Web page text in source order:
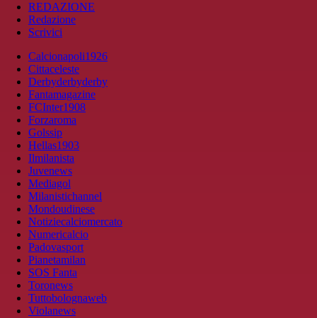
REDAZIONE
Redazione
Scrivici
Calcionapoli1926
Cittaceleste
Derbyderbyderby
Fantamagazine
FCInter1908
Forzaroma
Golssip
Hellas1903
Ilmilanista
Juvenews
Mediagol
Milanistichannel
Mondoudinese
Notiziecalciomercato
Numericalcio
Padovasport
Pianetamilan
SOS Fanta
Toronews
Tuttobolognaweb
Violanews